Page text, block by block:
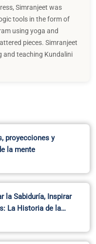
Simranjeet was
tools in the form of
using yoga and
pieces. Simranjeet
and teaching Kundalini
proyecciones y
la mente
la Sabiduría, Inspirar
La Historia de la…